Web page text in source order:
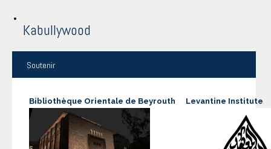
Kabullywood
Soutenir
Bibliothèque Orientale de Beyrouth Levantine Institute